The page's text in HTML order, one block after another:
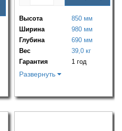
Высота
850 мм
Ширина
980 мм
Глубина
690 мм
Вес
39,0 кг
Гарантия
1 год
Развернуть